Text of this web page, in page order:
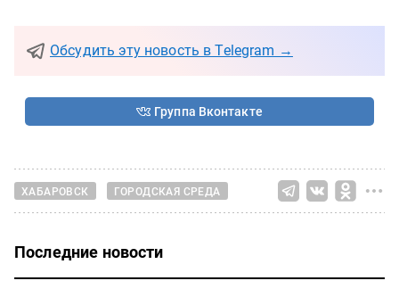
Обсудить эту новость в Telegram →
Группа Вконтакте
ХАБАРОВСК ГОРОДСКАЯ СРЕДА
Последние новости